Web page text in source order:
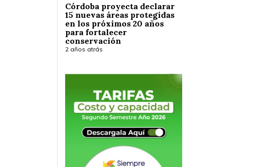
Córdoba proyecta declarar
15 nuevas áreas protegidas
en los próximos 20 años
para fortalecer
conservación
2 años atrás